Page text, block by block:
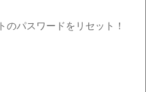
のパスワードをリセット！